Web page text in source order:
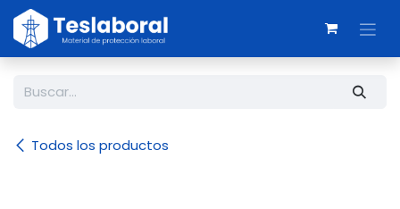
Ir al contenido
Todos los productos